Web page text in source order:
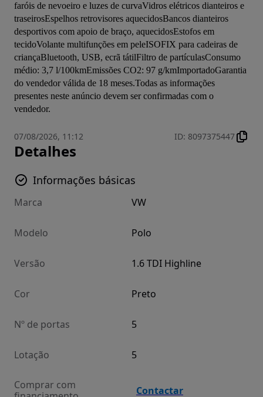
faróis de nevoeiro e luzes de curvaVidros elétricos dianteiros e
traseirosEspelhos retrovisores aquecidosBancos dianteiros
desportivos com apoio de braço, aquecidosEstofos em
tecidoVolante multifunções em peleISOFIX para cadeiras de
criançaBluetooth, USB, ecrã tátilFiltro de partículasConsumo
médio: 3,7 l/100kmEmissões CO2: 97 g/kmImportadoGarantia
do vendedor válida de 18 meses.Todas as informações
presentes neste anúncio devem ser confirmadas com o
vendedor.
07/08/2026, 11:12 ID: 8097375447
Detalhes
Informações básicas
Marca VW
Modelo Polo
Versão 1.6 TDI Highline
Cor Preto
Nº de portas 5
Lotação 5
Comprar com
Contactar